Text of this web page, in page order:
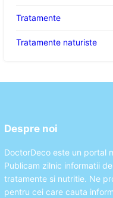
Tratamente
Tratamente naturiste
Despre noi
DoctorDeco este un portal
Publicam zilnic informatii
tratamente si nutritie. Ne
pentru cei care cauta